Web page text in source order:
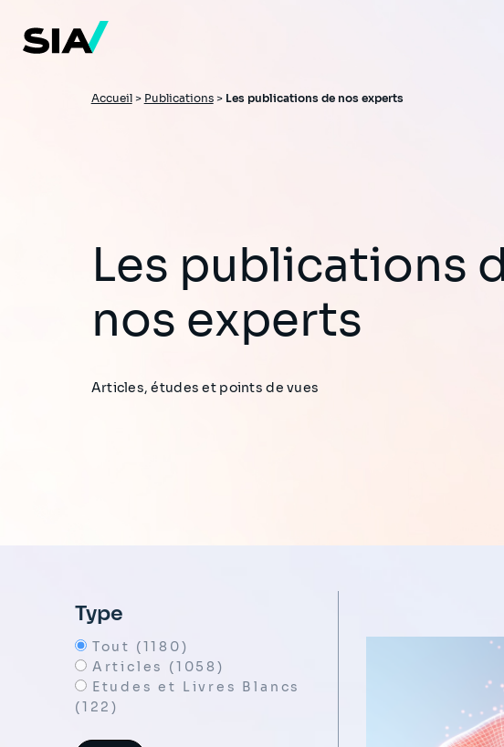
contenu
principal
Fil
Accueil> Publications> Les publications de nos experts
Les publications de
nos experts
Articles, études et points de vues
Type
Tout (1180)
Articles (1058)
Etudes et Livres Blancs
(122)